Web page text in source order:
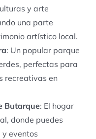
y arte
una parte
artístico local.
: Un popular parque
perfectas para
recreativas en
Butarque: El hogar
donde puedes
eventos